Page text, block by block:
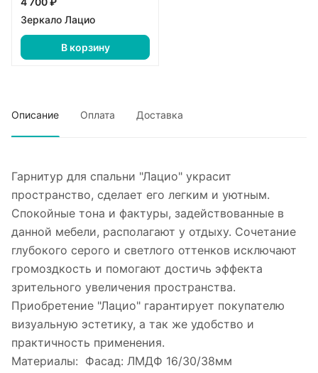
Зеркало Лацио
В корзину
Описание Оплата Доставка
Гарнитур для спальни "Лацио" украсит
пространство, сделает его легким и уютным.
Спокойные тона и фактуры, задействованные в
данной мебели, располагают у отдыху. Сочетание
глубокого серого и светлого оттенков исключают
громоздкость и помогают достичь эффекта
зрительного увеличения пространства.
Приобретение "Лацио" гарантирует покупателю
визуальную эстетику, а так же удобство и
практичность применения.
Материалы: Фасад: ЛМДФ 16/30/38мм